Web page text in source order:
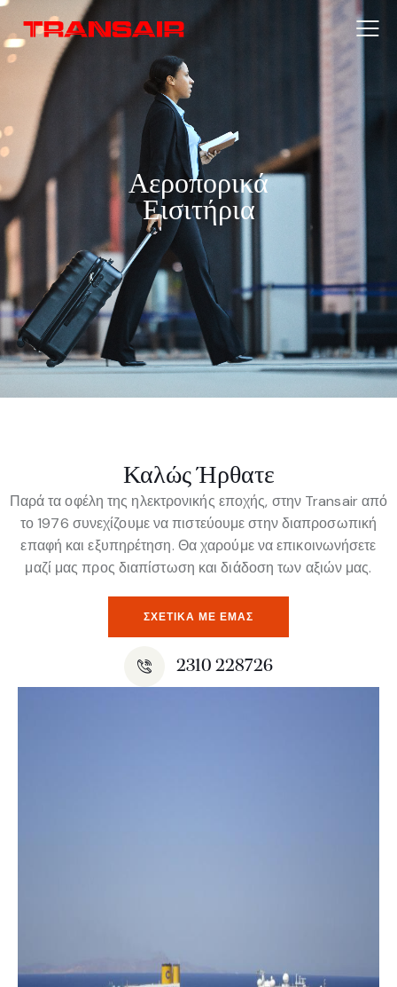
Αεροπορικά
Εισιτήρια
Καλώς Ήρθατε
Παρά τα οφέλη της ηλεκτρονικής εποχής, στην Transair από
το 1976 συνεχίζουμε να πιστεύουμε στην διαπροσωπική
επαφή και εξυπηρέτηση. Θα χαρούμε να επικοινωνήσετε
μαζί μας προς διαπίστωση και διάδοση των αξιών μας.
ΣΧΕΤΙΚΆ ΜΕ ΕΜΆΣ
2310 228726